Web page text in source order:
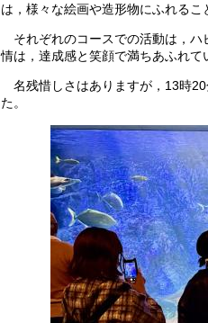
は，様々な絵画や造形物にふれるこ
それぞれのコースでの活動は，ハ
情は，達成感と笑顔で満ちあふれて
名残惜しさはありますが，13時
た。